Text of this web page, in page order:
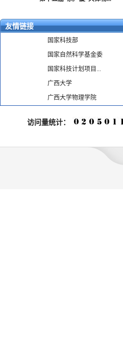
友情链接
国家科技部
国家自然科学基金委
国家科技计划项目...
广西大学
广西大学物理学院
访问量统计：